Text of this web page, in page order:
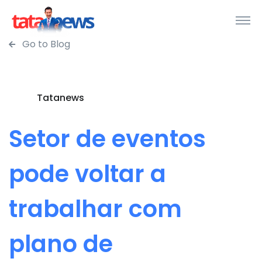
Go to Blog
Tatanews
Setor de eventos
pode voltar a
trabalhar com
plano de